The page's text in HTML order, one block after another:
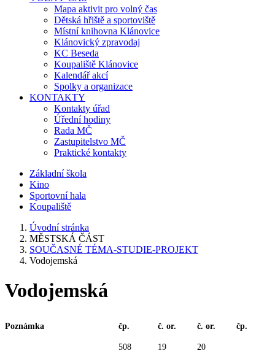
Mapa aktivit pro volný čas
Dětská hřiště a sportoviště
Místní knihovna Klánovice
Klánovický zpravodaj
KC Beseda
Koupaliště Klánovice
Kalendář akcí
Spolky a organizace
KONTAKTY
Kontakty úřad
Úřední hodiny
Rada MČ
Zastupitelstvo MČ
Praktické kontakty
Základní škola
Kino
Sportovní hala
Koupaliště
Úvodní stránka
MĚSTSKÁ ČÁST
SOUČASNÉ TÉMA-STUDIE-PROJEKT
Vodojemská
Vodojemská
Poznámka čp. č. or. č. or. čp.
508 19 20